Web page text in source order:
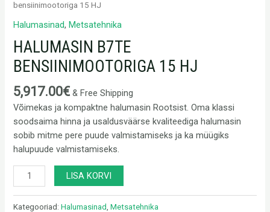
bensiinimootoriga 15 HJ
Halumasinad,Metsatehnika
HALUMASIN B7TE
BENSIINIMOOTORIGA 15 HJ
5,917.00€ & Free Shipping
Võimekas ja kompaktne halumasin Rootsist. Oma klassi
soodsaima hinna ja usaldusväärse kvaliteediga halumasin
sobib mitme pere puude valmistamiseks ja ka müügiks
halupuude valmistamiseks.
LISA KORVI
Kategooriad:Halumasinad ,Metsatehnika